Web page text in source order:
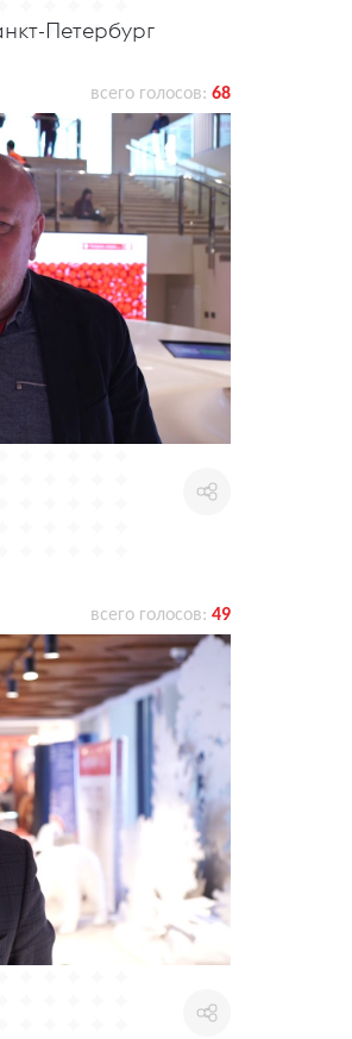
Петербург
всего голосов:68
всего голосов:49